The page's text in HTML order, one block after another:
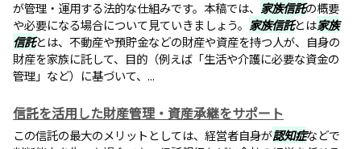
が管理・運用する法的な仕組みです。本稿では、 家族信託の概要
や必要になる場合について見ていきましょう。 家族信託とは家族
信託とは、不動産や預貯金などの財産や資産を持つ人が、自身の
財産を家族に託して、目的（例えば「生活や介護に必要な資金の
管理」など）に基づいて、...
信託を活用した財産管理・資産承継をサポート
この信託の最大のメリットとしては、経営者自身が認知症などで